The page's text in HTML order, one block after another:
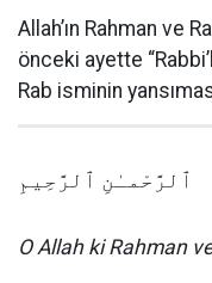
Allah’ın Rahman ve
önceki ayette
Rab isminin
ٱلرَّحْمـٰنِ ٱلرَّحِيمِ
O Allah ki Rahman